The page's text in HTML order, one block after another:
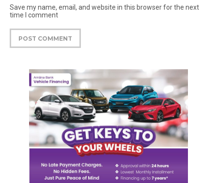
Save my name, email, and website in this browser for the next
time I comment